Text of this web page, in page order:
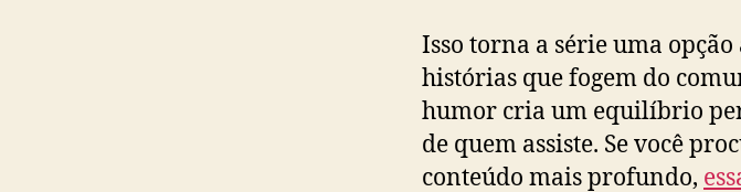
Isso torna a série uma
histórias que fogem do
humor cria um equilíbrio
de quem assiste. Se você
conteúdo mais profundo,